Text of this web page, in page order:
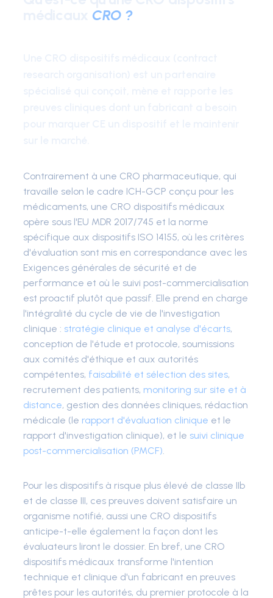
CRO ?
Contrairement à une CRO pharmaceutique, qui
travaille selon le cadre ICH-GCP conçu pour les
médicaments, une CRO dispositifs médicaux
opère sous l'EU MDR 2017/745 et la norme
spécifique aux dispositifs ISO 14155, où les critères
d'évaluation sont mis en correspondance avec les
Exigences générales de sécurité et de
performance et où le suivi post-commercialisation
est proactif plutôt que passif. Elle prend en charge
l'intégralité du cycle de vie de l'investigation
clinique : stratégie clinique et analyse d'écarts,
conception de l'étude et protocole, soumissions
aux comités d'éthique et aux autorités
compétentes, faisabilité et sélection des sites,
recrutement des patients, monitoring sur site et à
distance, gestion des données cliniques, rédaction
médicale (le rapport d'évaluation clinique et le
rapport d'investigation clinique), et le suivi clinique
post-commercialisation (PMCF).
Pour les dispositifs à risque plus élevé de classe IIb
et de classe III, ces preuves doivent satisfaire un
organisme notifié, aussi une CRO dispositifs
anticipe-t-elle également la façon dont les
évaluateurs liront le dossier. En bref, une CRO
dispositifs médicaux transforme l'intention
technique et clinique d'un fabricant en preuves
prêtes pour les autorités, du premier protocole à la